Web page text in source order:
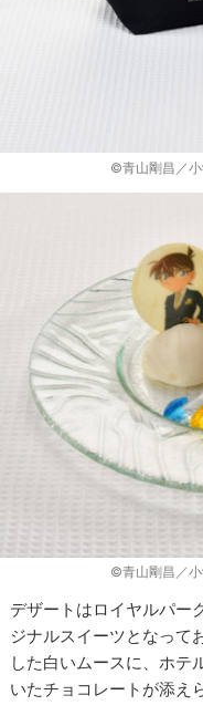
©青山剛昌／
©青山剛昌／
デザートはロイヤルパー
ジナルスイーツとなって
した白いムースに、ホテ
いたチョコレートが添え